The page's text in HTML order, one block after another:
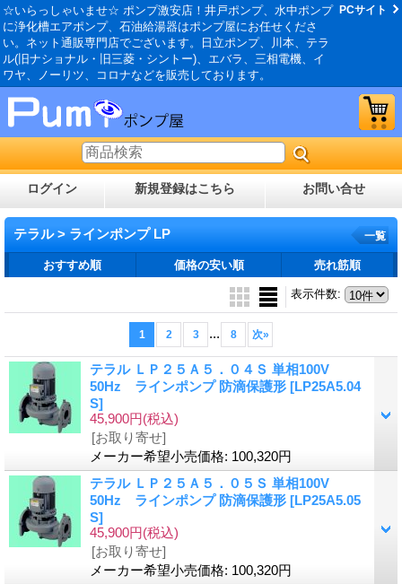
☆いらっしゃいませ☆ ポンプ激安店！井戸ポンプ、水中ポンプ
に浄化槽エアポンプ、石油給湯器はポンプ屋にお任せくださ
い。ネット通販専門店でございます。日立ポンプ、川本、テラ
ル(旧ナショナル・旧三菱・シントー)、エバラ、三相電機、イ
ワヤ、ノーリツ、コロナなどを販売しております。
PCサイト
ログイン 新規登録はこちら お問い合せ
テラル > ラインポンプ LP 一覧
おすすめ順 価格の安い順 売れ筋順
表示件数:
1 2 3 ... 8 次»
テラル ＬＰ２５Ａ５．０４Ｓ 単相100V
50Hz ラインポンプ 防滴保護形 [LP25A5.04
S]
45,900円(税込)
[お取り寄せ]
メーカー希望小売価格: 100,320円
テラル ＬＰ２５Ａ５．０５Ｓ 単相100V
50Hz ラインポンプ 防滴保護形 [LP25A5.05
S]
45,900円(税込)
[お取り寄せ]
メーカー希望小売価格: 100,320円